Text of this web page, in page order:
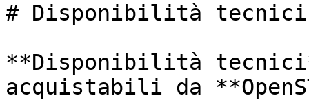
# Disponibilità tecnici
**Disponibilità
acquistabili da